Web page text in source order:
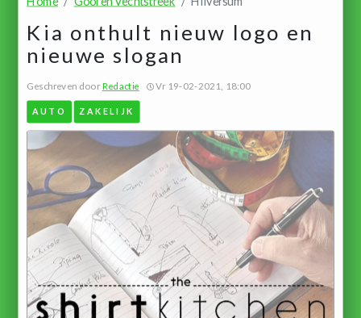
Kia onthult nieuw logo en
nieuwe slogan
Geschreven doorRedactie Vr 19-02-2021, 18:00
AUTO ZAKELIJK